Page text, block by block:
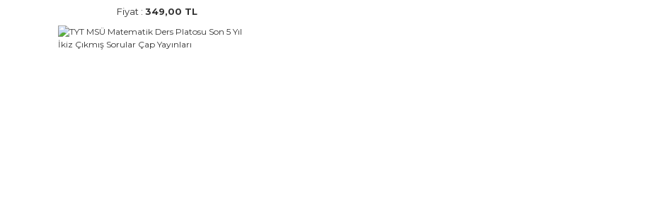
Fiyat : 349,00 TL